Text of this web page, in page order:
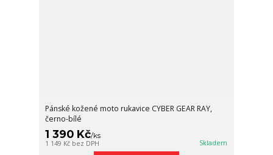
Pánské kožené moto rukavice CYBER GEAR RAY,
černo-bílé
1 390 Kč/ks
1 149 Kč bez DPH Skladem